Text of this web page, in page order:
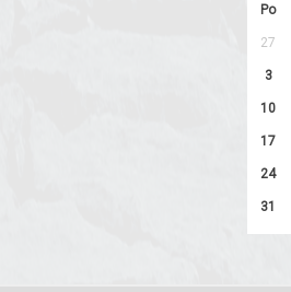
Po
27
3
10
17
24
31